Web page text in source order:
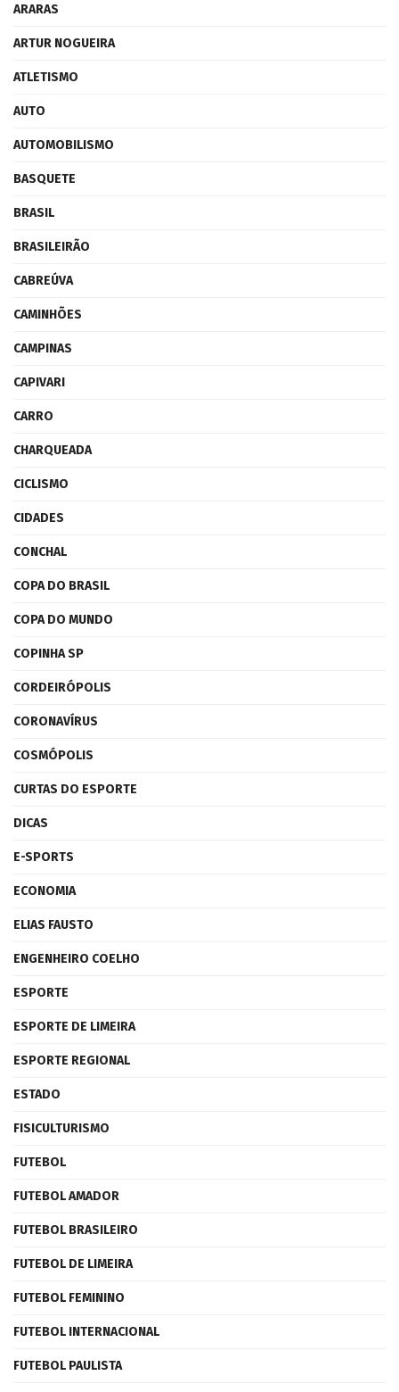
ARARAS
ARTUR NOGUEIRA
ATLETISMO
AUTO
AUTOMOBILISMO
BASQUETE
BRASIL
BRASILEIRÃO
CABREÚVA
CAMINHÕES
CAMPINAS
CAPIVARI
CARRO
CHARQUEADA
CICLISMO
CIDADES
CONCHAL
COPA DO BRASIL
COPA DO MUNDO
COPINHA SP
CORDEIRÓPOLIS
CORONAVÍRUS
COSMÓPOLIS
CURTAS DO ESPORTE
DICAS
E-SPORTS
ECONOMIA
ELIAS FAUSTO
ENGENHEIRO COELHO
ESPORTE
ESPORTE DE LIMEIRA
ESPORTE REGIONAL
ESTADO
FISICULTURISMO
FUTEBOL
FUTEBOL AMADOR
FUTEBOL BRASILEIRO
FUTEBOL DE LIMEIRA
FUTEBOL FEMININO
FUTEBOL INTERNACIONAL
FUTEBOL PAULISTA